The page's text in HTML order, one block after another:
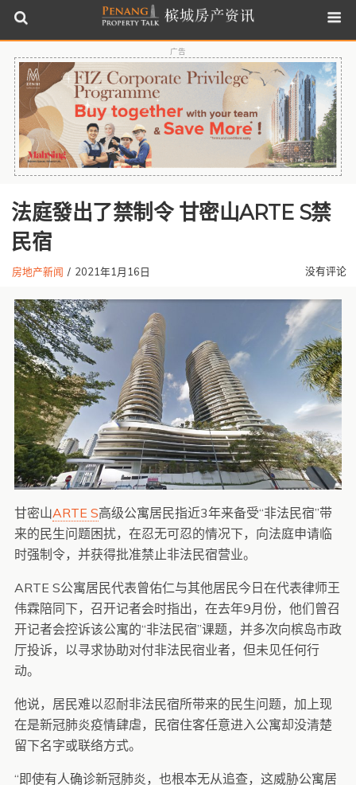
广告
法庭發出了禁制令 甘密山ARTE S禁
民宿
房地产新闻 / 2021年1月16日 没有评论
甘密山ARTE S高级公寓居民指近3年来备受“非法民宿”带
来的民生问题困扰，在忍无可忍的情况下，向法庭申请临
时强制令，并获得批准禁止非法民宿营业。
ARTE S公寓居民代表曾佑仁与其他居民今日在代表律师王
伟霖陪同下，召开记者会时指出，在去年9月份，他们曾召
开记者会控诉该公寓的“非法民宿”课题，并多次向槟岛市政
厅投诉，以寻求协助对付非法民宿业者，但未见任何行
动。
他说，居民难以忍耐非法民宿所带来的民生问题，加上现
在是新冠肺炎疫情肆虐，民宿住客任意进入公寓却没清楚
留下名字或联络方式。
“即使有人确诊新冠肺炎，也根本无从追查，这威胁公寓居